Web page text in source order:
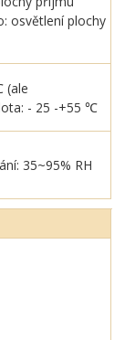
osvětlení plochy
(ale
- 25 -+55 ℃
35~95% RH